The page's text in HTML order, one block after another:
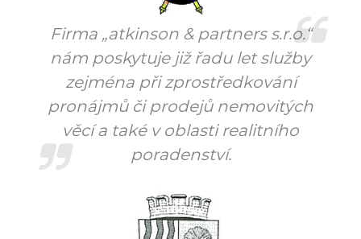
Firma „atkinson & partners s.r.o.“
nám poskytuje již řadu let služby
zejména při zprostředkování
pronájmů či prodejů nemovitých
věcí a také v oblasti realitního
poradenství.